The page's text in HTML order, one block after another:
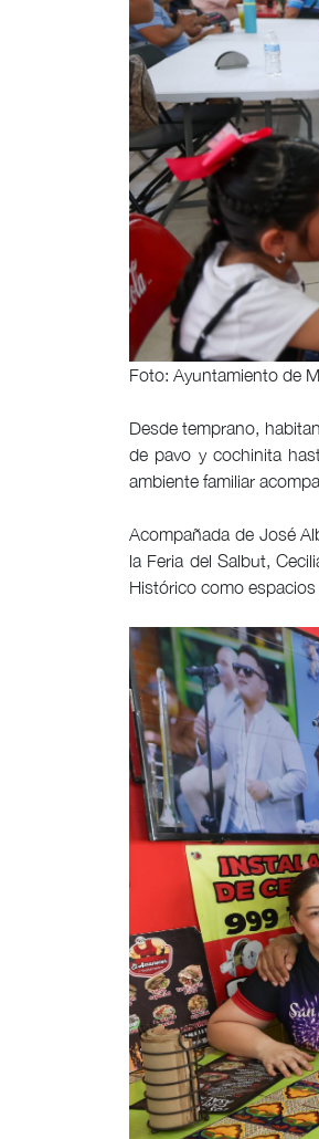
Foto: Ayuntamiento de
Desde temprano,
de pavo y cochinita
ambiente familiar
Acompañada de José
la Feria del Salbut,
Histórico como